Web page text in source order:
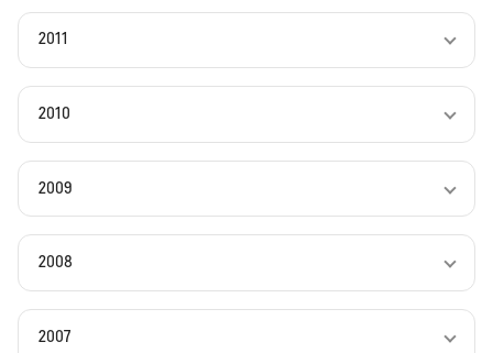
2011
2010
2009
2008
2007